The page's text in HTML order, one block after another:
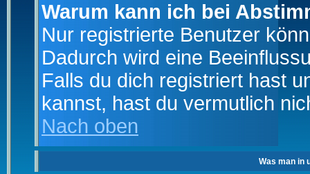
Warum kann ich bei
Nur registrierte Benutzer
Dadurch wird eine
Falls du dich registriert hast
kannst, hast du vermutlich
Nach oben
Was man in